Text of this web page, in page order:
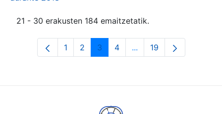
21 - 30 erakusten 184 emaitzetatik.
Orrialdea
1 Orrialdea
2 Orrialdea
3 Orrialdea
4 ...Intermediate Pages
Orrialdea
19